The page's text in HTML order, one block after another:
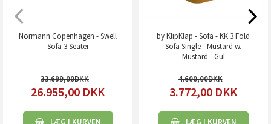
Normann Copenhagen - Swell
Sofa 3 Seater
33.699,00
26.955,00 DKK
LÆG I KURVEN
by KlipKlap - Sofa - KK 3 Fold
Sofa Single - Mustard w.
Mustard - Gul
4.600,00
3.772,00 DKK
LÆG I KURVEN